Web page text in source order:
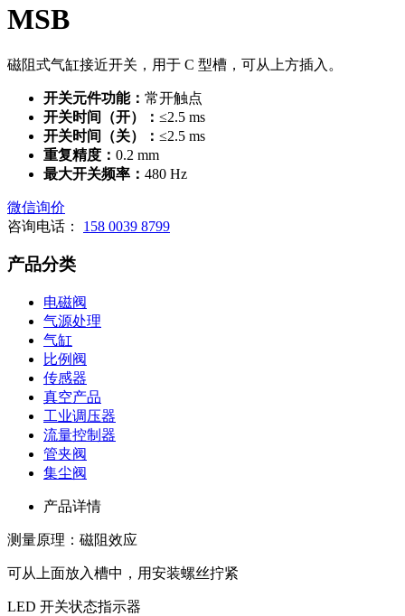
MSB
磁阻式气缸接近开关，用于 C 型槽，可从上方插入。
开关元件功能： 常开触点
开关时间（开）： ≤2.5 ms
开关时间（关）： ≤2.5 ms
重复精度： 0.2 mm
最大开关频率： 480 Hz
微信询价
咨询电话：
158 0039 8799
产品分类
电磁阀
气源处理
气缸
比例阀
传感器
真空产品
工业调压器
流量控制器
管夹阀
集尘阀
产品详情
测量原理：磁阻效应
可从上面放入槽中，用安装螺丝拧紧
LED 开关状态指示器